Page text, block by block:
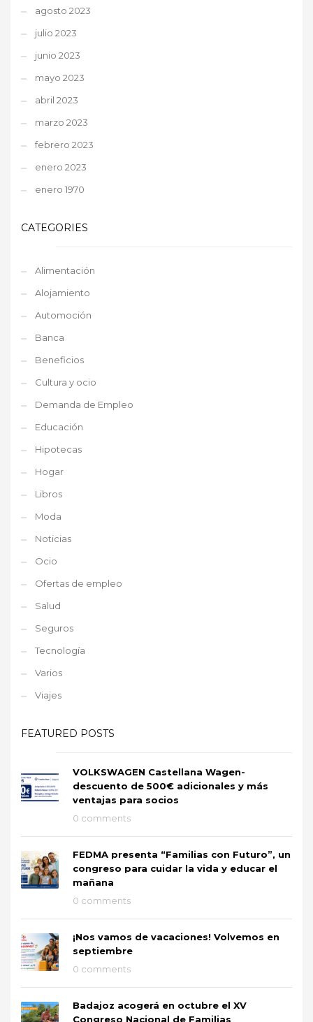
agosto 2023
julio 2023
junio 2023
mayo 2023
abril 2023
marzo 2023
febrero 2023
enero 2023
enero 1970
CATEGORIES
Alimentación
Alojamiento
Automoción
Banca
Beneficios
Cultura y ocio
Demanda de Empleo
Educación
Hipotecas
Hogar
Libros
Moda
Noticias
Ocio
Ofertas de empleo
Salud
Seguros
Tecnología
Varios
Viajes
FEATURED POSTS
VOLKSWAGEN Castellana Wagen-
descuento de 500€ adicionales y más
ventajas para socios
0 comments
FEDMA presenta “Familias con Futuro”, un
congreso para cuidar la vida y educar el
mañana
0 comments
¡Nos vamos de vacaciones! Volvemos en
septiembre
0 comments
Badajoz acogerá en octubre el XV
Congreso Nacional de Familias